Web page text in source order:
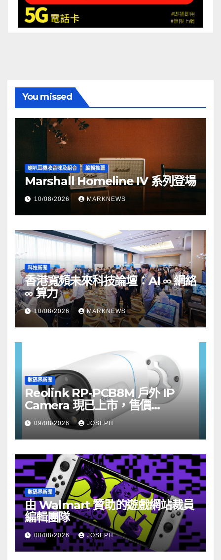
You missed
喇叭耳機收音咪及組合 編輯推薦
Marshall Homeline IV 系列登場
10/08/2026 MARKNEWS
科技新聞
香港寬頻未來科技論壇：AI ∞ 網絡
∞ 算力
10/08/2026 MARKNEWS
數碼界新聞
Reolink RP-PCB8M 戶外 IP
Camera 現已上市，售價
HK$722
09/08/2026 JOSEPH
數碼界新聞
由 Walmart 贊助的遊戲網站裁員
編輯團隊
08/08/2026 JOSEPH